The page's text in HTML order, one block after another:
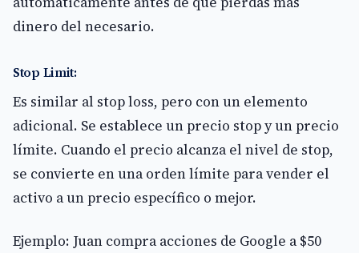
dinero del necesario.
Stop Limit:
Es similar al stop loss, pero con un elemento
adicional. Se establece un precio stop y un precio
límite. Cuando el precio alcanza el nivel de stop,
se convierte en una orden límite para vender el
activo a un precio específico o mejor.
Ejemplo: Juan compra acciones de Google a $50